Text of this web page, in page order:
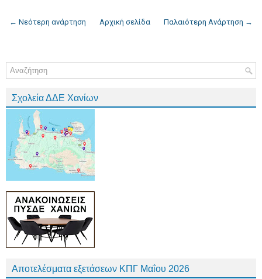
← Νεότερη ανάρτηση Παλαιότερη Ανάρτηση →
Αρχική σελίδα
Σχολεία ΔΔΕ Χανίων
Αποτελέσματα εξετάσεων ΚΠΓ Μαΐου 2026